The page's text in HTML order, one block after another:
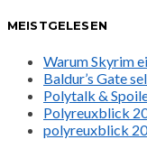
MEISTGELESEN
Warum Skyrim
Baldur’s Gate
Polytalk &
Polyreuxblick
polyreuxblick